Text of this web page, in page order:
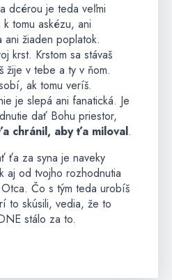
dcérou je teda veľmi
tomu askézu, ani
ani žiaden poplatok.
krst. Krstom sa stávaš
žije v tebe a ty v ňom.
ak tomu veríš.
je slepá ani fanatická. Je
dať Bohu priestor,
chránil, aby ťa miloval.
ťa za syna je naveky
aj od tvojho rozhodnutia
Čo s tým teda urobíš
to skúsili, vedia, že to
stálo za to.